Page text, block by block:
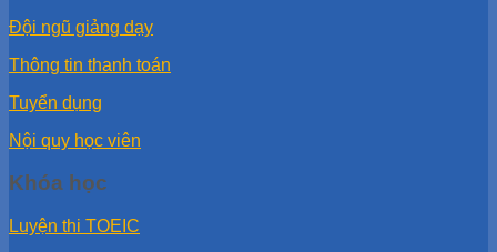
Đội ngũ giảng dạy
Thông tin thanh toán
Tuyển dụng
Nội quy học viên
Khóa học
Luyện thi TOEIC